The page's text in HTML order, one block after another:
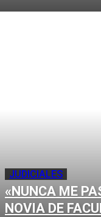
JUDICIALES
«NUNCA ME
NOVIA DE